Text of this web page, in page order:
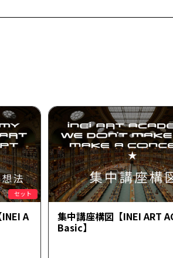
セット
A 集中講座構図【INEI ART
Basic】